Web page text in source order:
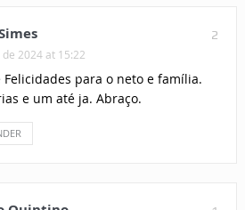
2
2024 at 15:22
Felicidades para o neto e família.
e um até ja. Abraço.